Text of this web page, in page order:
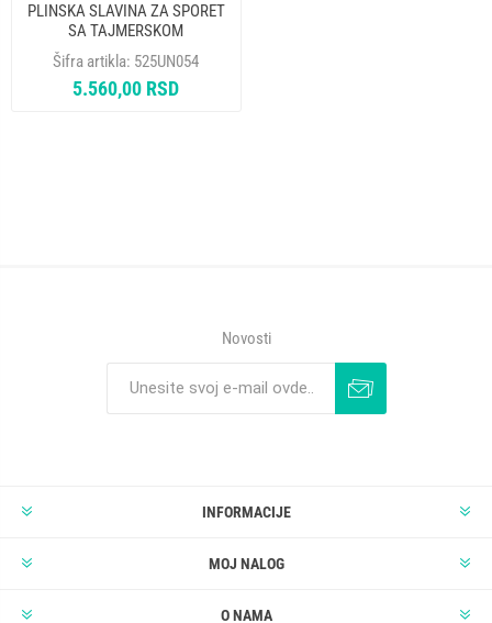
PLINSKA SLAVINA ZA SPORET
SA TAJMERSKOM
REGULACIJOM GORENJE
288218 ORIGINAL
Šifra artikla: 525UN054
5.560,00 RSD
Novosti
INFORMACIJE
MOJ NALOG
O NAMA